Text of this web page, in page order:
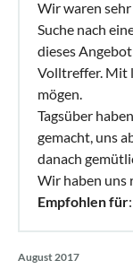
Wir waren
Suche nach
dieses
Volltreffer. Mit
mögen.
Tagsüber
gemacht, uns
danach
Wir haben uns
Empfohlen für
August 2017